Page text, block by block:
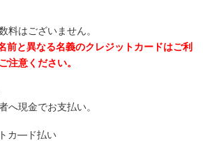
料はございません。
前と異なる名義のクレジットカードはご利
注意ください。
へ現金でお支払い。
カ―ド払い